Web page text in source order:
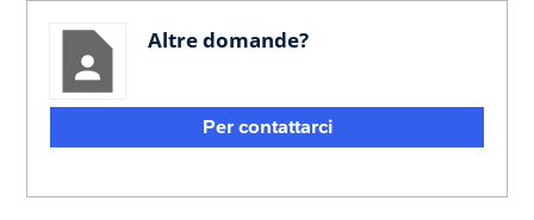
Altre domande?
Per contattarci